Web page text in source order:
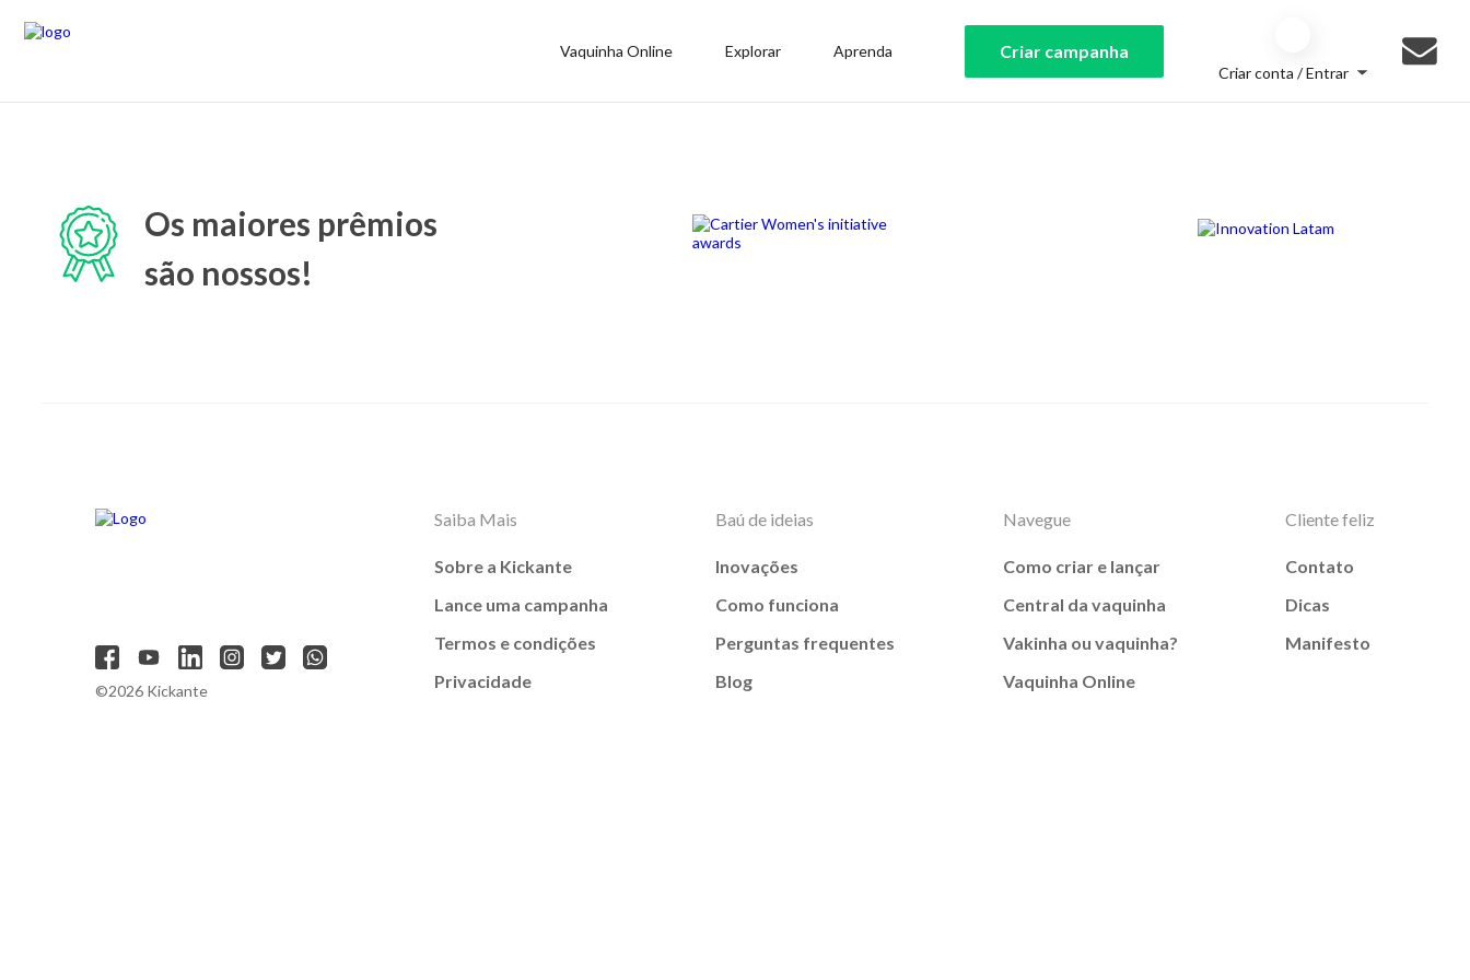
Vaquinha Online Explorar Aprenda Criar campanha
Criar conta / Entrar
Os maiores prêmios
são nossos!
©2026 Kickante
Saiba Mais
Sobre a Kickante
Lance uma campanha
Termos e condições
Privacidade
Baú de ideias
Inovações
Como funciona
Perguntas frequentes
Blog
Navegue
Como criar e lançar
Central da vaquinha
Vakinha ou vaquinha?
Vaquinha Online
Cliente feliz
Contato
Dicas
Manifesto